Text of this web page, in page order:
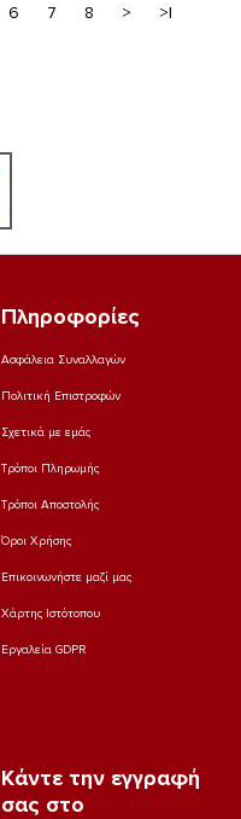
6 7 8 >
>|
Πληροφορίες
Ασφάλεια Συναλλαγών
Πολιτική Επιστροφών
Σχετικά με εμάς
Τρόποι Πληρωμής
Τρόποι Αποστολής
Όροι Χρήσης
Επικοινωνήστε μαζί μας
Χάρτης Ιστότοπου
Εργαλεία GDPR
Κάντε την εγγραφή
σας στο